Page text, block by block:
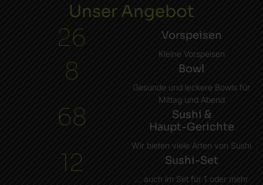
Unser Angebot
26 Vorspeisen
Kleine Vorspeisen
8 Bowl
Gesunde und leckere Bowls für
Mittag und Abend
68
Sushi &
Haupt-Gerichte
Wir bieten viele Arten von Sushi
12 Sushi-Set
... auch im Set für 1 oder mehr